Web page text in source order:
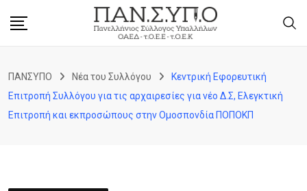
ΠΑΝΣΥΠΟ Νέα του Συλλόγου
Κεντρική Εφορευτική
Επιτροπή Συλλόγου για τις αρχαιρεσίες για νέο Δ.Σ, Ελεγκτική
Επιτροπή και εκπροσώπους στην Ομοσπονδία ΠΟΠΟΚΠ